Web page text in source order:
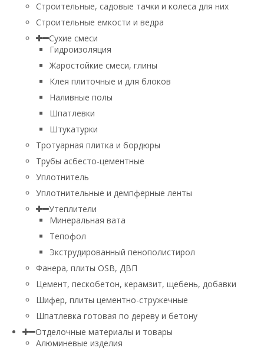
Строительные, садовые тачки и колеса для них
Строительные емкости и ведра
Сухие смеси
Гидроизоляция
Жаростойкие смеси, глины
Клея плиточные и для блоков
Наливные полы
Шпатлевки
Штукатурки
Тротуарная плитка и бордюры
Трубы асбесто-цементные
Уплотнитель
Уплотнительные и демпферные ленты
Утеплители
Минеральная вата
Тепофол
Экструдированный пенополистирол
Фанера, плиты OSB, ДВП
Цемент, пескобетон, керамзит, щебень, добавки
Шифер, плиты цементно-стружечные
Шпатлевка готовая по дереву и бетону
Отделочные материалы и товары
Алюминевые изделия